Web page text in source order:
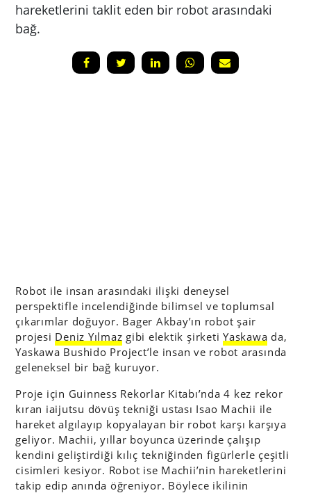
hareketlerini taklit eden bir robot arasındaki
bağ.
Robot ile insan arasındaki ilişki deneysel
perspektifle incelendiğinde bilimsel ve toplumsal
çıkarımlar doğuyor. Bager Akbay’ın robot şair
projesi Deniz Yılmaz gibi elektik şirketiYaskawa da,
Yaskawa Bushido Project’le insan ve robot arasında
geleneksel bir bağ kuruyor.
Proje için Guinness Rekorlar Kitabı’nda 4 kez rekor
kıran iaijutsu dövüş tekniği ustası Isao Machii ile
hareket algılayıp kopyalayan bir robot karşı karşıya
geliyor. Machii, yıllar boyunca üzerinde çalışıp
kendini geliştirdiği kılıç tekniğinden figürlerle çeşitli
cisimleri kesiyor. Robot ise Machii’nin hareketlerini
takip edip anında öğreniyor. Böylece ikilinin